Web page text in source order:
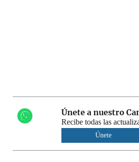
Únete a nuestro
Recibe todas las
Únete